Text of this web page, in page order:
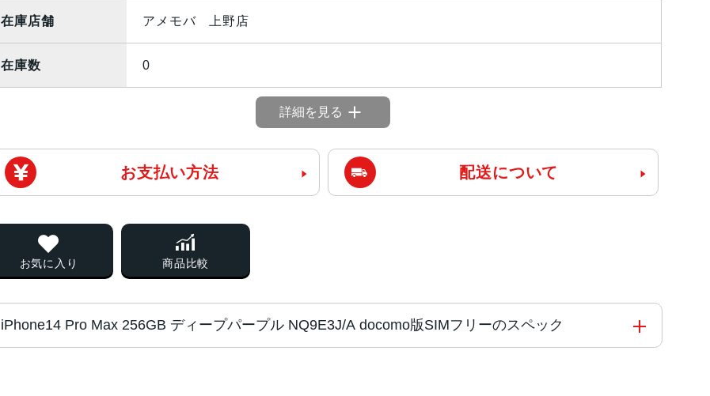
在庫店舗 アメモバ 上野店
在庫数 0
詳細を見る
お支払い方法 配送について
お気に入り 商品比較
iPhone14 Pro Max 256GB ディープパープル NQ9E3J/A docomo版SIMフリーのスペック